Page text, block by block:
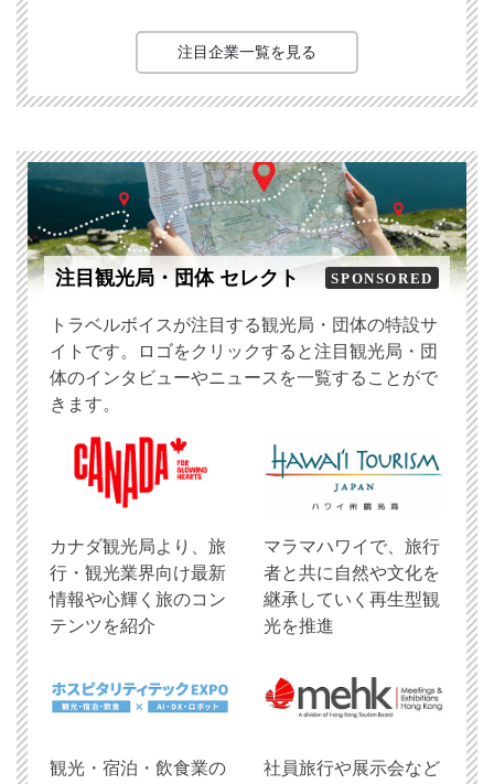
注目企業一覧を見る
注目観光局・団体 セレクト SPONSORED
トラベルボイスが注目する観光局・団体の特設サ
イトです。ロゴをクリックすると注目観光局・団
体のインタビューやニュースを一覧することがで
きます。
​カナダ観光局より、旅
行・観光業界向け最新
情報や心輝く旅のコン
テンツを紹介
マラマハワイで、旅行
者と共に自然や文化を
継承していく再生型観
光を推進
観光・宿泊・飲食業の
社員旅行や展示会など